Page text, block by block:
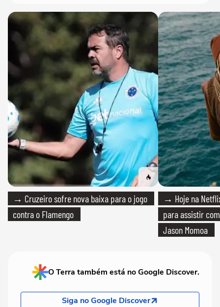
→ Cruzeiro sofre nova baixa para o jogo
contra o Flamengo
→ Hoje na
para assistir
Jason Momoa
O Terra também está no Google Discover.
Siga no Google Discover